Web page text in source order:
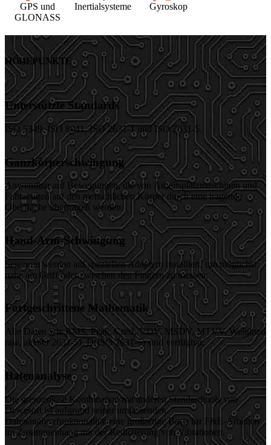
GPS und
GLONASS
Inertialsysteme Gyroskop
HÖHEPUNKTE
Unterstützte Standards
ISO 5349, ISO 8041, ISO 2631-1 und ISO 2631-5.
Ganzkörperschwingung
Anwendbar auf Bewegungen, die von Arbeitsplatzmaschinen und
Fahrzeugen auf den menschlichen Körper durch eine tragende
Oberfläche übertragen werden.
Hand-Arm-Schwingung
Sensoren werden auf speziellen Adaptern installiert, um möglichst
nahe am Griff oder zwischen den Fingern zu messen.
Fortgeschrittene Mathematik
Alle Daten wie RMS, Peak, Crest, VDV, MSDV, MTVV, Weighted
raw, al(ISO 2631-5), D(ISO 2631-5) sind verfügbar.
Datenanalyse
Die grenzenlose Kombination mit anderen Standardtools von
Dewesoft ist aufgrund seiner umfassenden
Datenanalysefunktionalität eine großartige Basis für F&E-Arbeiten
im Zusammenhang mit der Reduzierung von Vibrationen.